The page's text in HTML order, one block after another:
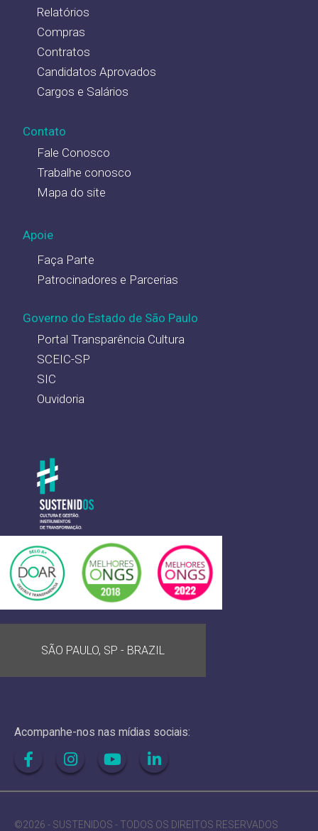
Relatórios
Compras
Contratos
Candidatos Aprovados
Cargos e Salários
Contato
Fale Conosco
Trabalhe conosco
Mapa do site
Apoie
Faça Parte
Patrocinadores e Parcerias
Governo do Estado de São Paulo
Portal Transparência Cultura
SCEIC-SP
SIC
Ouvidoria
SÃO PAULO, SP - BRAZIL
Acompanhe-nos nas mídias sociais:
©2026 - SUSTENIDOS - TODOS OS DIREITOS RESERVADOS